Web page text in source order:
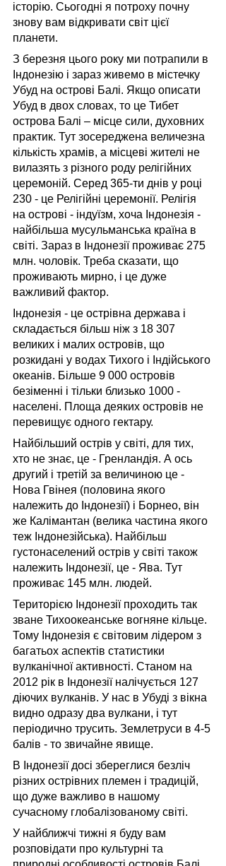
історію. Сьогодні я потроху почну
знову вам відкривати світ цієї
планети.
З березня цього року ми потрапили в
Індонезію і зараз живемо в містечку
Убуд на острові Балі. Якщо описати
Убуд в двох словах, то це Тибет
острова Балі – місце сили, духовних
практик. Тут зосереджена величезна
кількість храмів, а місцеві жителі не
вилазять з різного роду релігійних
церемоній. Серед 365-ти днів у році
230 - це Релігійні церемонії. Релігія
на острові - індуїзм, хоча Індонезія -
найбільша мусульманська країна в
світі. Зараз в Індонезії проживає 275
млн. чоловік. Треба сказати, що
проживають мирно, і це дуже
важливий фактор.
Індонезія - це острівна держава і
складається більш ніж з 18 307
великих і малих островів, що
розкидані у водах Тихого і Індійського
океанів. Більше 9 000 островів
безіменні і тільки близько 1000 -
населені. Площа деяких островів не
перевищує одного гектару.
Найбільший острів у світі, для тих,
хто не знає, це - Гренландія. А ось
другий і третій за величиною це -
Нова Гвінея (половина якого
належить до Індонезії) і Борнео, він
же Калімантан (велика частина якого
теж Індонезійська). Найбільш
густонаселений острів у світі також
належить Індонезії, це - Ява. Тут
проживає 145 млн. людей.
Територією Індонезії проходить так
зване Тихоокеанське вогняне кільце.
Тому Індонезія є світовим лідером з
багатьох аспектів статистики
вулканічної активності. Станом на
2012 рік в Індонезії налічується 127
діючих вулканів. У нас в Убуді з вікна
видно одразу два вулкани, і тут
періодично трусить. Землетруси в 4-5
балів - то звичайне явище.
В Індонезії досі збереглися безліч
різних острівних племен і традицій,
що дуже важливо в нашому
сучасному глобалізованому світі.
У найближчі тижні я буду вам
розповідати про культурні та